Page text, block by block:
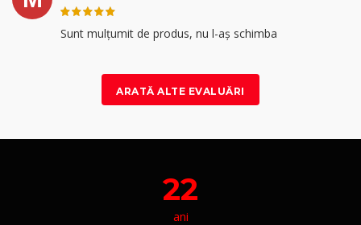
Sunt mulțumit de produs, nu l-aș schimba
ARATĂ ALTE EVALUĂRI
22
ani